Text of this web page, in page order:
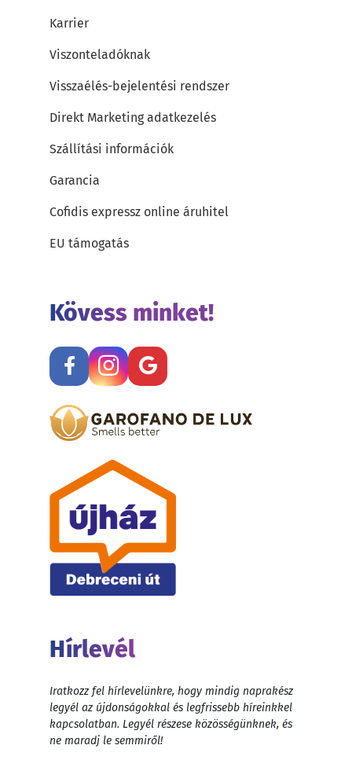
Karrier
Viszonteladóknak
Visszaélés-bejelentési rendszer
Direkt Marketing adatkezelés
Szállítási információk
Garancia
Cofidis expressz online áruhitel
EU támogatás
Kövess minket!
Hírlevél
Iratkozz fel hírlevelünkre, hogy mindig naprakész
legyél az újdonságokkal és legfrissebb híreinkkel
kapcsolatban. Legyél részese közösségünknek, és
ne maradj le semmiről!